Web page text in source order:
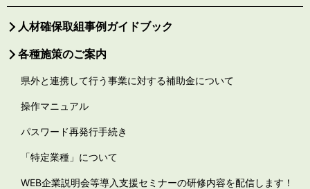
人材確保取組事例ガイドブック
各種施策のご案内
県外と連携して行う事業に対する補助金について
操作マニュアル
パスワード再発行手続き
「特定業種」について
WEB企業説明会等導入支援セミナーの研修内容を配信します！